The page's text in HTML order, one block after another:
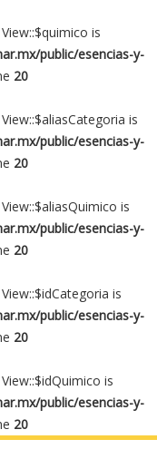
is
public/esencias-y-
20
is
public/esencias-y-
20
is
public/esencias-y-
20
is
public/esencias-y-
20
is
public/esencias-y-
20